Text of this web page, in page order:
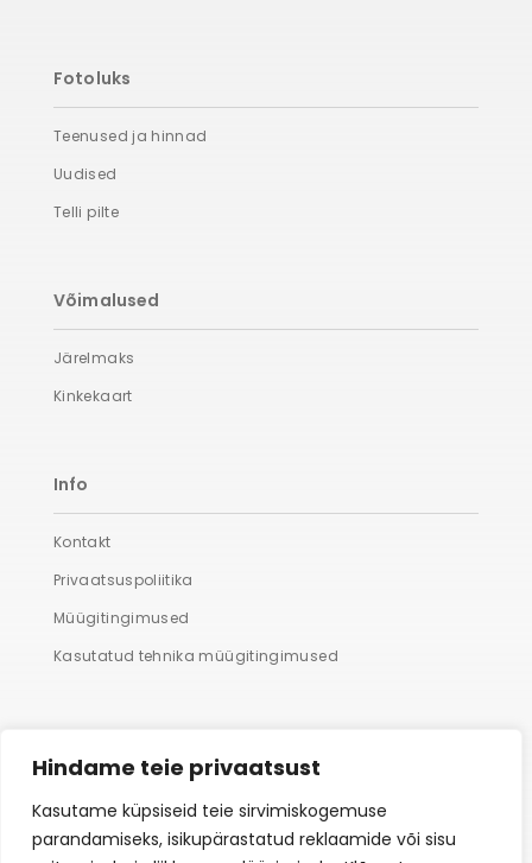
Hindame teie privaatsust
Kasutame küpsiseid teie sirvimiskogemuse
parandamiseks, isikupärastatud reklaamide või sisu
Fotoluks
Teenused ja hinnad
Uudised
Telli pilte
Võimalused
Järelmaks
Kinkekaart
Info
Kontakt
Privaatsuspoliitika
Müügitingimused
Kasutatud tehnika müügitingimused
Suured fotod
Hooldus